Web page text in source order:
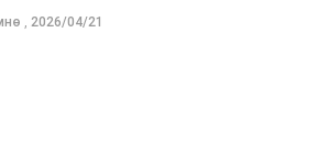
монгол адуу" баримтат киног
, 2026/04/21